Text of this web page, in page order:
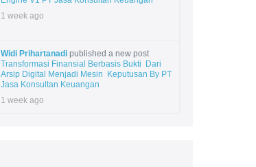
1 week ago
Widi Prihartanadipublished a new post
Transformasi Finansial Berbasis Bukti Dari
Arsip Digital Menjadi Mesin Keputusan By PT
Jasa Konsultan Keuangan
1 week ago